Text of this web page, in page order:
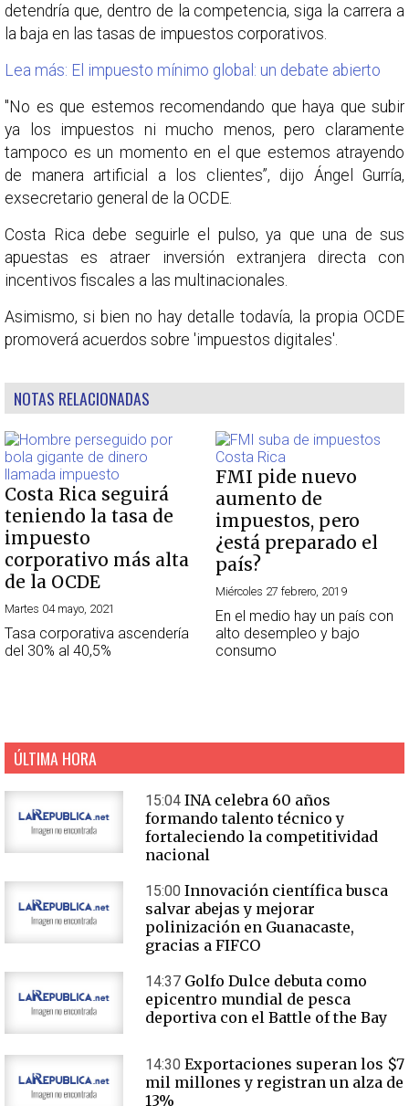
detendría que, dentro de la competencia, siga la carrera a
la baja en las tasas de impuestos corporativos.
Lea más: El impuesto mínimo global: un debate abierto
"No es que estemos recomendando que haya que subir
ya los impuestos ni mucho menos, pero claramente
tampoco es un momento en el que estemos atrayendo
de manera artificial a los clientes”, dijo Ángel Gurría,
exsecretario general de la OCDE.
Costa Rica debe seguirle el pulso, ya que una de sus
apuestas es atraer inversión extranjera directa con
incentivos fiscales a las multinacionales.
Asimismo, si bien no hay detalle todavía, la propia OCDE
promoverá acuerdos sobre 'impuestos digitales'.
NOTAS RELACIONADAS
Costa Rica seguirá
teniendo la tasa de
impuesto
corporativo más alta
de la OCDE
Martes 04 mayo, 2021
Tasa corporativa ascendería
del 30% al 40,5%
FMI pide nuevo
aumento de
impuestos, pero
¿está preparado el
país?
Miércoles 27 febrero, 2019
En el medio hay un país con
alto desempleo y bajo
consumo
ÚLTIMA HORA
15:04 INA celebra 60 años
formando talento técnico y
fortaleciendo la competitividad
nacional
15:00 Innovación científica busca
salvar abejas y mejorar
polinización en Guanacaste,
gracias a FIFCO
14:37 Golfo Dulce debuta como
epicentro mundial de pesca
deportiva con el Battle of the Bay
14:30 Exportaciones superan los $7
mil millones y registran un alza de
13%